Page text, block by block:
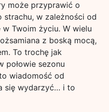
może przyprawić o
strachu, w zależności od
Twoim życiu. W wielu
z boską mocą,
To trochę jak
połowie sezonu
wiadomość od
się wydarzyć… i to